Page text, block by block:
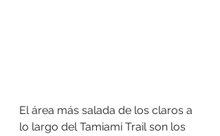
El área más salada de los claros a
lo largo del Tamiami Trail son los